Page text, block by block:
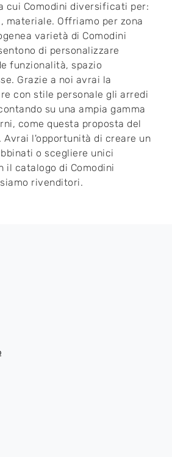
cui Comodini diversificati per:
materiale. Offriamo per zona
varietà di Comodini
di personalizzare
funzionalità, spazio
Grazie a noi avrai la
con stile personale gli arredi
su una ampia gamma
come questa proposta del
Avrai l'opportunità di creare un
o scegliere unici
il catalogo di Comodini
rivenditori.